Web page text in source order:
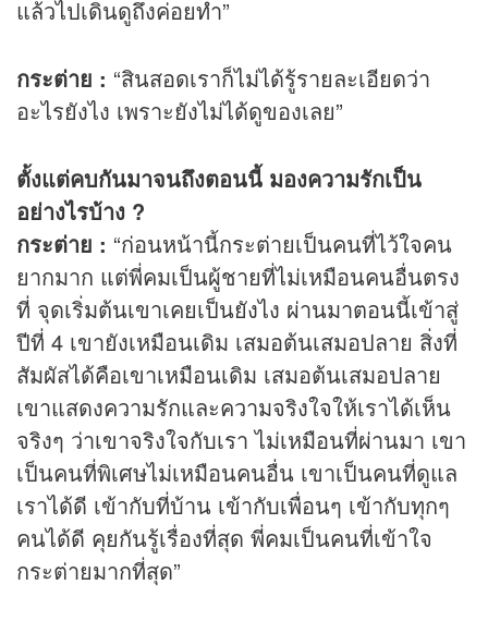
แล้วไปเดินดูถึงค่อยทำ”
กระต่าย : “สินสอดเราก็ไม่ได้รู้รายละเอียดว่า
อะไรยังไง เพราะยังไม่ได้ดูของเลย”
ตั้งแต่คบกันมาจนถึงตอนนี้ มองความรักเป็น
อย่างไรบ้าง ?
กระต่าย : “ก่อนหน้านี้กระต่ายเป็นคนที่ไว้ใจคน
ยากมาก แต่พี่คมเป็นผู้ชายที่ไม่เหมือนคนอื่นตรง
ที่ จุดเริ่มต้นเขาเคยเป็นยังไง ผ่านมาตอนนี้เข้าสู่
ปีที่ 4 เขายังเหมือนเดิม เสมอต้นเสมอปลาย สิ่งที่
สัมผัสได้คือเขาเหมือนเดิม เสมอต้นเสมอปลาย
เขาแสดงความรักและความจริงใจให้เราได้เห็น
จริงๆ ว่าเขาจริงใจกับเรา ไม่เหมือนที่ผ่านมา เขา
เป็นคนที่พิเศษไม่เหมือนคนอื่น เขาเป็นคนที่ดูแล
เราได้ดี เข้ากับที่บ้าน เข้ากับเพื่อนๆ เข้ากับทุกๆ
คนได้ดี คุยกันรู้เรื่องที่สุด พี่คมเป็นคนที่เข้าใจ
กระต่ายมากที่สุด”